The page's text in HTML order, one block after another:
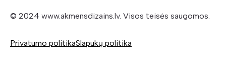
© 2024 www.akmensdizains.lv. Visos teisės saugomos.
Privatumo politikaSlapukų politika